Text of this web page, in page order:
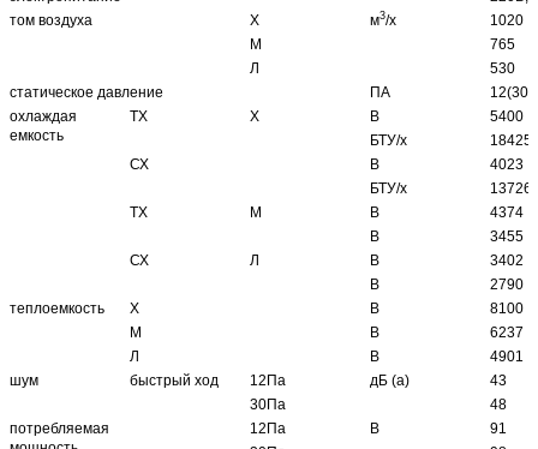
том воздуха
Х м3/х
1020
М
765
Л
530
статическое давление
ПА
12(30)
охлаждая
емкость
ТХ Х В
5400
БТУ/х
18425
СХ
В
4023
БТУ/х
13726
ТХ
М В
4374
В
3455
СХ
Л В
3402
В
2790
теплоемкость
Х В
8100
М
В
6237
Л
В
4901
шум
быстрый ход 12Па дБ (а)
43
30Па
48
потребляемая
12Па В
91